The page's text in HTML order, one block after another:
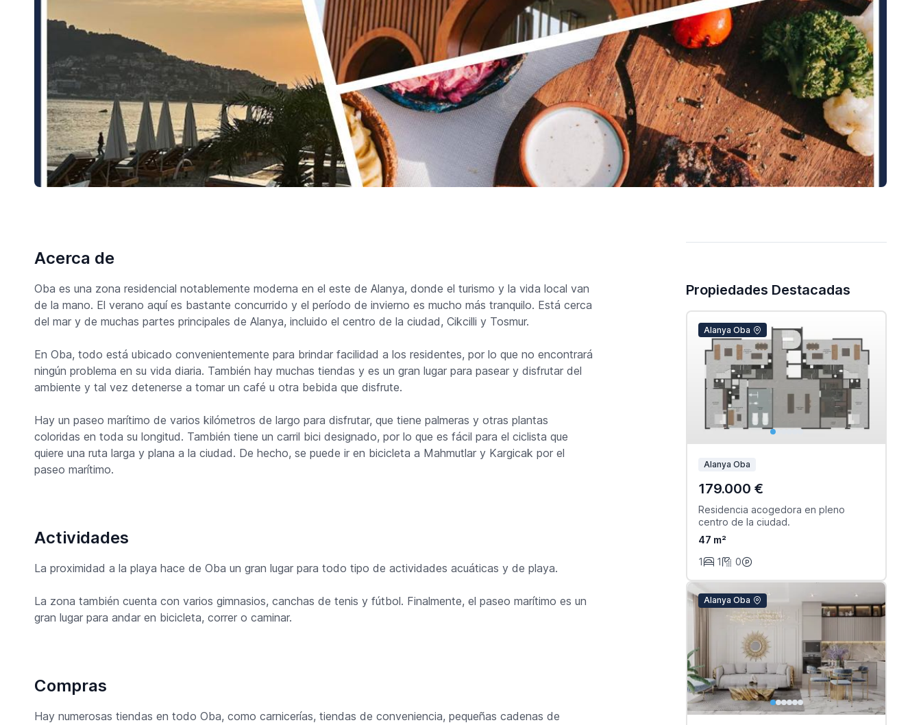
Acerca de
Oba es una zona residencial notablemente moderna en el este de Alanya, donde el turismo y la vida local van
de la mano. El verano aquí es bastante concurrido y el período de invierno es mucho más tranquilo. Está cerca
del mar y de muchas partes principales de Alanya, incluido el centro de la ciudad, Cikcilli y Tosmur.
En Oba, todo está ubicado convenientemente para brindar facilidad a los residentes, por lo que no encontrará
ningún problema en su vida diaria. También hay muchas tiendas y es un gran lugar para pasear y disfrutar del
ambiente y tal vez detenerse a tomar un café u otra bebida que disfrute.
Hay un paseo marítimo de varios kilómetros de largo para disfrutar, que tiene palmeras y otras plantas
coloridas en toda su longitud. También tiene un carril bici designado, por lo que es fácil para el ciclista que
quiere una ruta larga y plana a la ciudad. De hecho, se puede ir en bicicleta a Mahmutlar y Kargicak por el
paseo marítimo.
Actividades
La proximidad a la playa hace de Oba un gran lugar para todo tipo de actividades acuáticas y de playa.
La zona también cuenta con varios gimnasios, canchas de tenis y fútbol. Finalmente, el paseo marítimo es un
gran lugar para andar en bicicleta, correr o caminar.
Compras
Hay numerosas tiendas en todo Oba, como carnicerías, tiendas de conveniencia, pequeñas cadenas de
Propiedades Destacadas
Alanya Oba
Alanya Oba
179.000 €
Residencia acogedora en pleno
centro de la ciudad.
47 m²
1
1 0
Alanya Oba